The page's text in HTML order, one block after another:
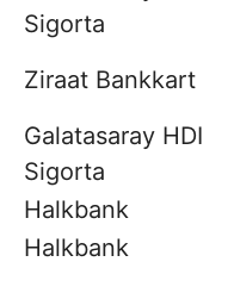
Sigorta
Ziraat Bankkart
Galatasaray HDI
Sigorta
Halkbank
Halkbank